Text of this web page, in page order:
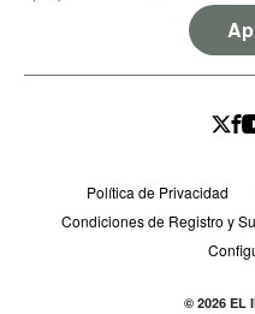
Política de Privacidad
Condiciones de Registro y
© 2026 EL